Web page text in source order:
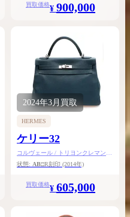
買取価格¥ 900,000
2024年3月買取
HERMES
ケリー32
コルヴェール / トリヨンクレマンス
/ シルバー金具
状態: AB□R刻印 (2014年)
買取価格¥ 605,000